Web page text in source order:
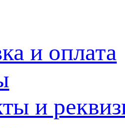
и оплата
и